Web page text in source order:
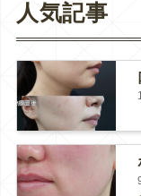
人気記事